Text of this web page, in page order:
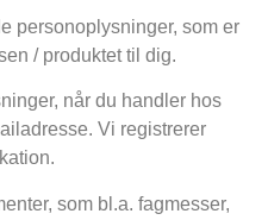
personoplysninger, som er
/ produktet til dig.
når du handler hos
Vi registrerer
som bl.a. fagmesser,